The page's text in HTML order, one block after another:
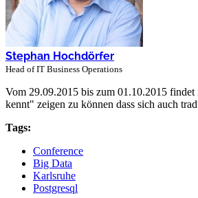
Stephan Hochdörfer
Head of IT Business Operations
Vom 29.09.2015 bis zum 01.10.2015
kennt" zeigen zu können dass sich auch
Tags:
Conference
Big Data
Karlsruhe
Postgresql